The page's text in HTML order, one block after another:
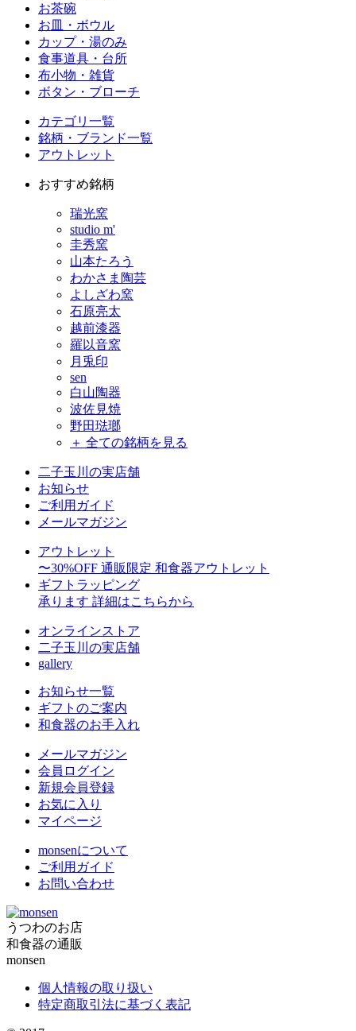
お茶碗
お皿・ボウル
カップ・湯のみ
食事道具・台所
布小物・雑貨
ボタン・ブローチ
カテゴリ一覧
銘柄・ブランド一覧
アウトレット
おすすめ銘柄
瑞光窯
studio m'
圭秀窯
山本たろう
わかさま陶芸
よしざわ窯
石原亮太
越前漆器
羅以音窯
月兎印
sen
白山陶器
波佐見焼
野田琺瑯
＋ 全ての銘柄を見る
二子玉川の実店舗
お知らせ
ご利用ガイド
メールマガジン
アウトレット
〜30%OFF 通販限定 和食器アウトレット
ギフトラッピング
承ります 詳細はこちらから
オンラインストア
二子玉川の実店舗
gallery
お知らせ一覧
ギフトのご案内
和食器のお手入れ
メールマガジン
会員ログイン
新規会員登録
お気に入り
マイページ
monsenについて
ご利用ガイド
お問い合わせ
うつわのお店
和食器の通販
monsen
個人情報の取り扱い
特定商取引法に基づく表記